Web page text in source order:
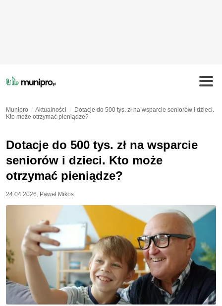
Munipro Aktualności
Dotacje do 500 tys. zł na wsparcie seniorów i dzieci.
Kto może otrzymać pieniądze?
Dotacje do 500 tys. zł na wsparcie
seniorów i dzieci. Kto może
otrzymać pieniądze?
24.04.2026, Paweł Mikos